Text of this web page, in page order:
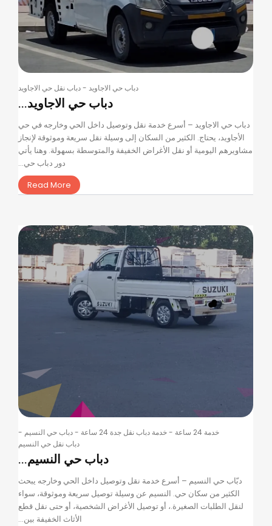
دباب حي الاجاويد -دباب نقل حي الاجاويد
دباب حي الاجاويد...
دباب حي الاجاويد – أسرع خدمة نقل وتوصيل داخل الحي وخارجه في حي
الأجاويد، يحتاج. الكثير من السكان إلى وسيلة نقل سريعة وموثوقة لإنجاز
مشاويرهم اليومية أو نقل الأغراض الخفيفة والمتوسطة بسهولة. وهنا يأتي
دور دباب حي...
Read More
خدمة 24 ساعة -خدمة دباب نقل جدة 24 ساعة -دباب حي النسيم -
دباب نقل حي النسيم
دباب حي النسيم...
دبّاب حي النسيم – أسرع خدمة نقل وتوصيل داخل الحي وخارجه يبحث
الكثير من سكان حي. النسيم عن وسيلة توصيل سريعة وموثوقة، سواء
لنقل الطلبات الصغيرة.، أو توصيل الأغراض الشخصية، أو حتى نقل قطع
الأثاث الخفيفة بين...